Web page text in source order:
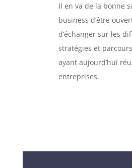
Il en va de la bonne
business d’être
d’échanger sur les
stratégies et
ayant aujourd’hui
entreprises.